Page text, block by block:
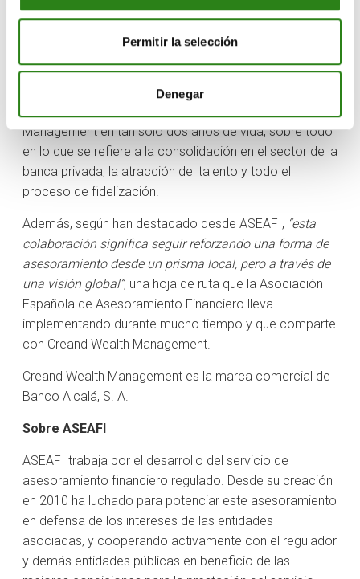
Permitir la selección
Denegar
de la entidad como referente en gestión patrimonial y
explicado desde la organización, ha sido clave el hecho
de pertenecer a un grupo internacional como es el
Grupo Crèdit Andorrà, así como el impacto que ha
Management en tan solo dos años de vida, sobre todo
en lo que se refiere a la consolidación en el sector de la
banca privada, la atracción del talento y todo el
proceso de fidelización.
Además, según han destacado desde ASEAFI, “esta
colaboración significa seguir reforzando una forma de
asesoramiento desde un prisma local, pero a través de
una visión global”, una hoja de ruta que la Asociación
Española de Asesoramiento Financiero lleva
implementando durante mucho tiempo y que comparte
con Creand Wealth Management.
Creand Wealth Management es la marca comercial de
Banco Alcalá, S. A.
Sobre ASEAFI
ASEAFI trabaja por el desarrollo del servicio de
asesoramiento financiero regulado. Desde su creación
en 2010 ha luchado para potenciar este asesoramiento
en defensa de los intereses de las entidades
asociadas, y cooperando activamente con el regulador
y demás entidades públicas en beneficio de las